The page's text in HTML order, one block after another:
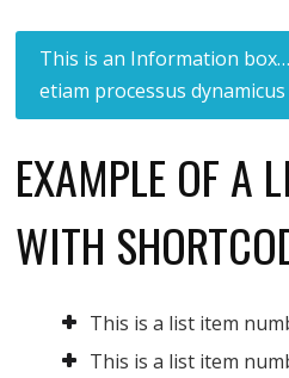
This is an Information
etiam processus dynamicus
EXAMPLE OF A
WITH
This is a list item
This is a list item